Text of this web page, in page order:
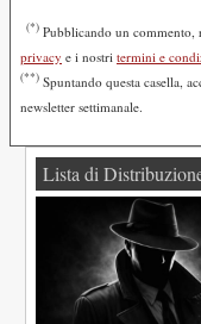
(*) Pubblicando un commento,
privacy e i nostri termini e
(**) Spuntando questa casella,
newsletter settimanale.
Lista di